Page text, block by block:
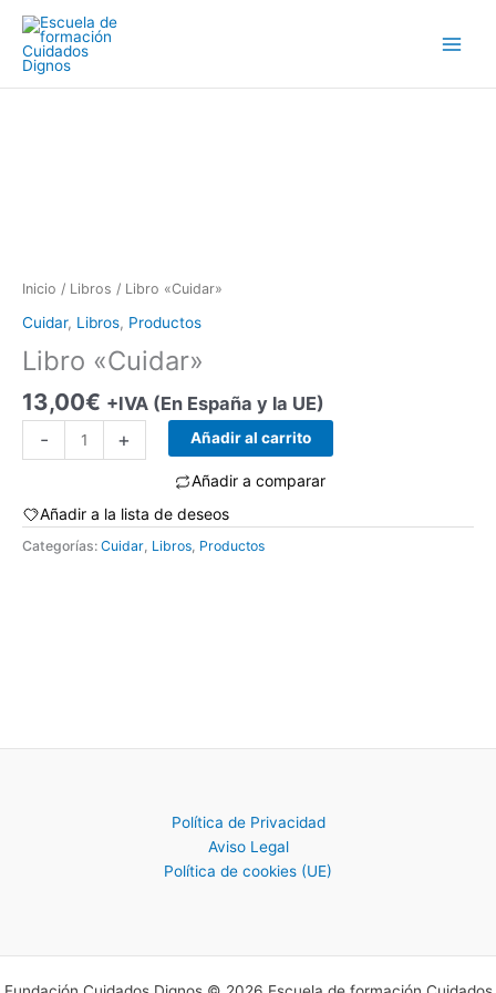
contenido
Inicio / Libros / Libro «Cuidar»
Cuidar, Libros, Productos
Libro «Cuidar»
13,00€ +IVA (En España y la UE)
-
"Cuidar"
+ Añadir al carrito
Añadir a comparar
Añadir a la lista de deseos
Categorías: Cuidar Libros Productos
Política de Privacidad
Aviso Legal
Política de cookies (UE)